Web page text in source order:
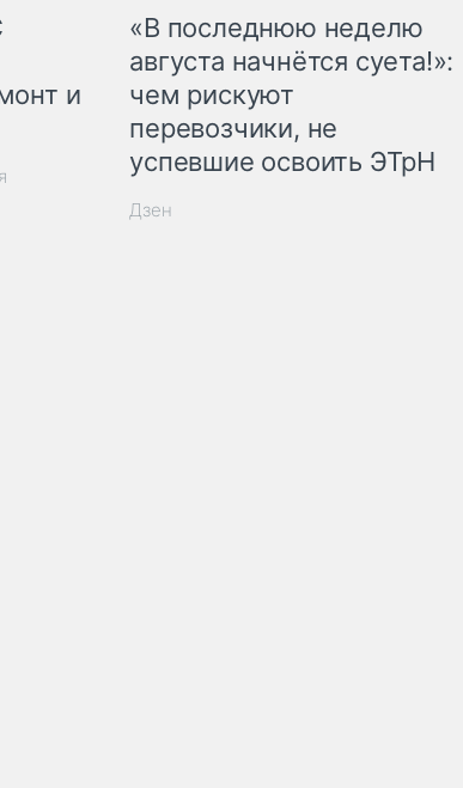
и
«В последнюю неделю
августа начнётся суета!»:
чем рискуют
перевозчики, не
успевшие освоить ЭТрН
Дзен